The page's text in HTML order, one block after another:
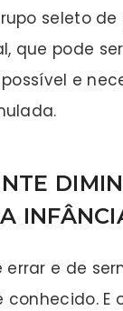
seleto
que pode
e
errar e de
conhecido.